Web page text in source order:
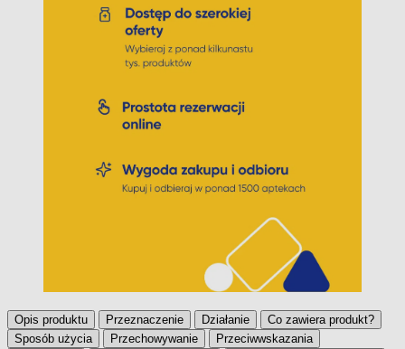
Opis produktu Przeznaczenie Działanie
Co zawiera produkt?
Sposób użycia
Przechowywanie
Przeciwwskazania